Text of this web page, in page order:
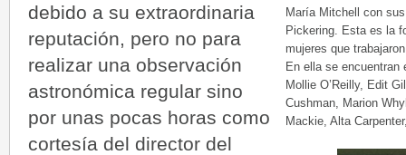
debido a su extraordinaria
reputación, pero no para
realizar una observación
astronómica regular sino
por unas pocas horas como
cortesía del director del
María Mitchell con
Pickering. Esta es la
mujeres que
En ella se encuentran
Mollie O’Reilly, Edit
Cushman, Marion
Mackie, Alta